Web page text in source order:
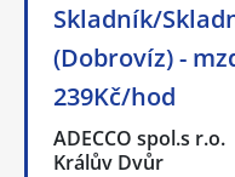
Skladník/
(Dobrovíz) -
239Kč/hod
ADECCO spol.s r.o.
Králův Dvůr